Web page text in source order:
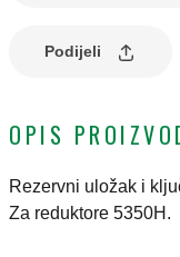
Podijeli
OPIS
Rezervni uložak i
Za reduktore 5350H.